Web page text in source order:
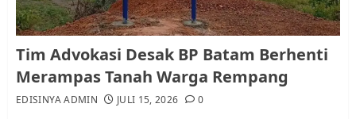
Kader Pajak jadi Penghubung
Pemerintah dan Masyarakat di
Lingkungan RT/RW
AGUSTUS 1, 2026
Tim Advokasi Desak BP Batam Berhenti
Merampas Tanah Warga Rempang
EDISINYA ADMIN JULI 15, 2026 0